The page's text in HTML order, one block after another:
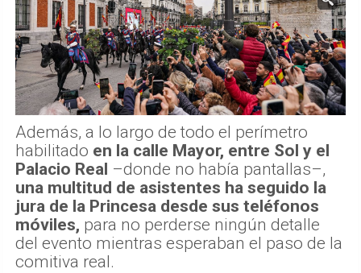
Además, a lo largo de todo el perímetro
habilitado en la calle Mayor, entre Sol y el
Palacio Real –donde no había pantallas–,
una multitud de asistentes ha seguido la
jura de la Princesa desde sus teléfonos
móviles, para no perderse ningún detalle
del evento mientras esperaban el paso de la
comitiva real.